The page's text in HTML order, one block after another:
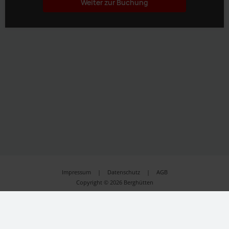
Impressum Datenschutz
AGB
Copyright © 2026 Berghütten